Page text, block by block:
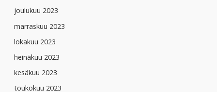
joulukuu 2023
marraskuu 2023
lokakuu 2023
heinäkuu 2023
kesäkuu 2023
toukokuu 2023